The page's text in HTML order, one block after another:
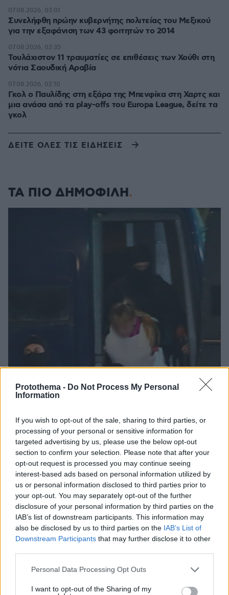
Protothema - Do Not Process My Personal
Information
If you wish to opt-out of the sale, sharing to third parties, or
processing of your personal or sensitive information for
targeted advertising by us, please use the below opt-out
section to confirm your selection. Please note that after your
opt-out request is processed you may continue seeing
interest-based ads based on personal information utilized by
us or personal information disclosed to third parties prior to
your opt-out. You may separately opt-out of the further
disclosure of your personal information by third parties on the
IAB’s list of downstream participants. This information may
also be disclosed by us to third parties on the IAB’s List of
Downstream Participants that may further disclose it to other
Please note that this website/app uses one or more Google
not limited to your visit or usage behaviour. You may click to
Personal Data Processing Opt Outs
I want to opt-out of the Sharing of my
Συνελήφθη πρώην κυβερνήτης πολιτείας του Μεξικού
για την εξαφάνιση των 43 φοιτητών το 2014
07.08.2026, 03:01
Τουλάχιστον 11 τραυματίες σε επιθέσεις των Χούθι στη
νότια Σαουδική Αραβία
07.08.2026, 02:35
Γκολ ο Παυλίδης στη εξάρα της Μπενφίκα στη Χαρτς και
μια ανάσα από τα play-offs του Europa League, δείτε τα
γκολ
07.08.2026, 02:10
ΔΕΙΤΕ ΟΛΕΣ ΤΙΣ ΕΙΔΗΣΕΙΣ
ΤΑ ΠΙΟ ΔΗΜΟΦΙΛΗ
Στη ΓΑΔΑ κρατείται η 46χρονη που κατηγορείται
για την επίθεση στη Marfin, δείτε βίντεο και
φωτογραφίες
06.08.2026, 23:17